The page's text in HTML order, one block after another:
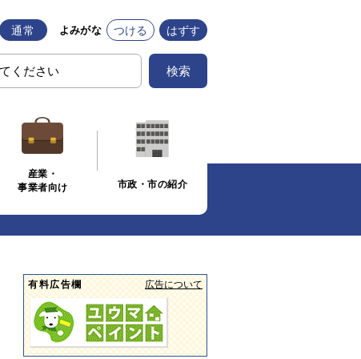
通常 よみがな つける はずす
検索
産業・
事業者向け
市政・市の紹介
有料広告欄 広告について